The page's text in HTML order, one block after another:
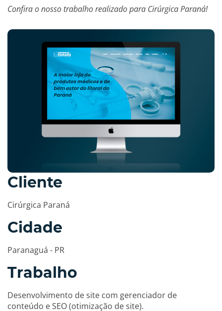
Confira o nosso trabalho realizado para Cirúrgica Paraná!
Cliente
Cirúrgica Paraná
Cidade
Paranaguá - PR
Trabalho
Desenvolvimento de site com gerenciador de
conteúdo e SEO (otimização de site).